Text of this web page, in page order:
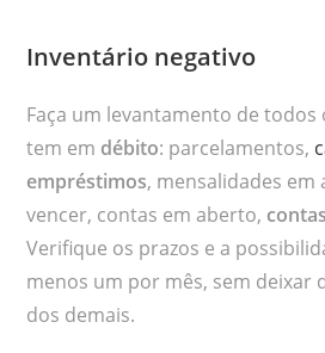
Inventário negativo
Faça um levantamento de todos
tem em débito: parcelamentos,
empréstimos, mensalidades em
vencer, contas em aberto,
Verifique os prazos e a
menos um por mês, sem deixar
dos demais.